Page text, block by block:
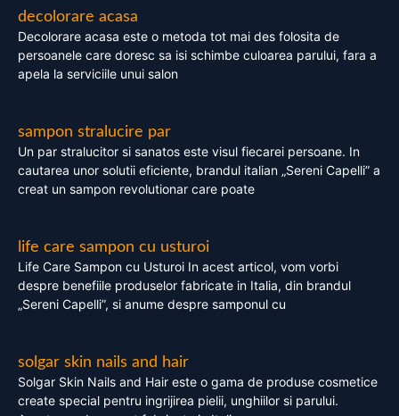
decolorare acasa
Decolorare acasa este o metoda tot mai des folosita de
persoanele care doresc sa isi schimbe culoarea parului, fara a
apela la serviciile unui salon
sampon stralucire par
Un par stralucitor si sanatos este visul fiecarei persoane. In
cautarea unor solutii eficiente, brandul italian „Sereni Capelli” a
creat un sampon revolutionar care poate
life care sampon cu usturoi
Life Care Sampon cu Usturoi In acest articol, vom vorbi
despre benefiile produselor fabricate in Italia, din brandul
„Sereni Capelli”, si anume despre samponul cu
solgar skin nails and hair
Solgar Skin Nails and Hair este o gama de produse cosmetice
create special pentru ingrijirea pielii, unghiilor si parului.